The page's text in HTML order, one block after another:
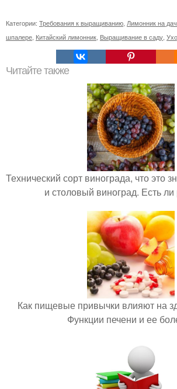
Категории: Требования к выращиванию Лимонник на
шпалере Китайский лимонник Выращивание в саду
Читайте также
Технический сорт винограда, что это
и столовый виноград. Есть ли
Как пищевые привычки влияют на
Функции печени и ее